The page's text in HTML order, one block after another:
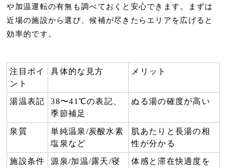
や加温運転の有無 も調べておくと安心できます。まずは
近場の施設から選び、候補が尽きたらエリアを広げると
効率的です。
注目ポイ
ント
具体的な見方 メリット
湯温表記
38〜41℃の表記、
季節補足
ぬる湯の確度が高い
泉質
単純温泉/炭酸水素
塩泉など
肌あたりと長湯の相
性 が分かる
施設条件
源泉/加温/露天/寝
体感と滞在快適度 を